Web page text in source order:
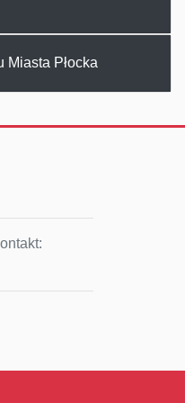
Miasta Płocka